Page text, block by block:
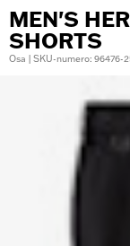
MEN'S
SHORTS
Osa | SKU-numero: 96476-